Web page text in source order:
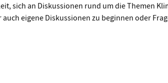
sich an Diskussionen rund um die Themen
eigene Diskussionen zu beginnen oder